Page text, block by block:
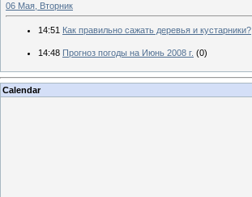
06 Мая, Вторник
14:51 Как правильно сажать деревья и кустарники?
14:48 Прогноз погоды на Июнь 2008 г. (0)
Calendar